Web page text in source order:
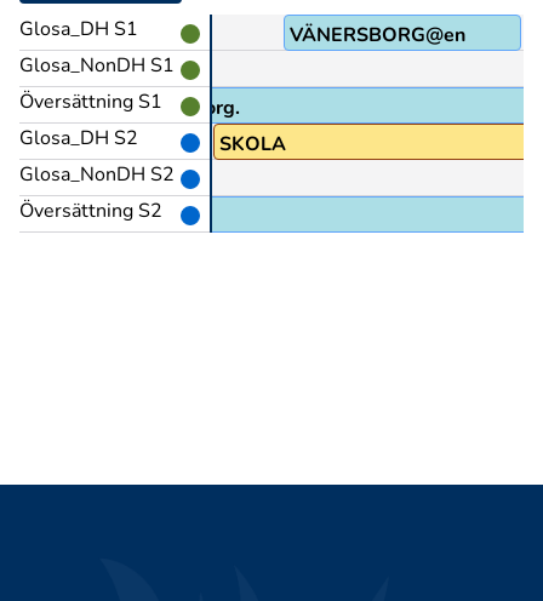
Glosa_DH S1
Glosa_NonDH S1
Översättning S1
Glosa_DH S2
Glosa_NonDH S2
Översättning S2
VÄNERSBORG@en
I Vänersborg.
SKOLA